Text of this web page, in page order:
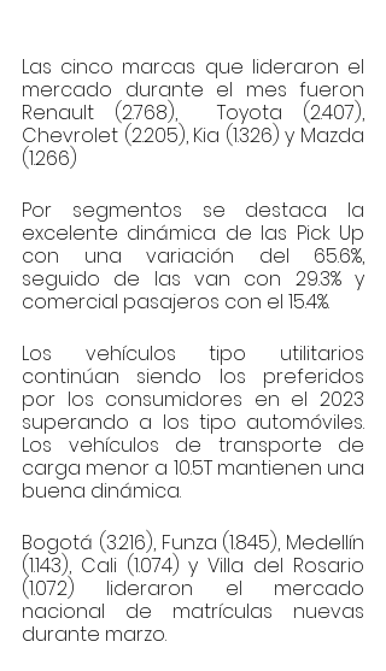
Las cinco marcas que lideraron el
mercado durante el mes fueron
Renault (2.768),  Toyota (2.407),
Chevrolet (2.205), Kia (1.326) y Mazda
(1.266)
Por segmentos se destaca la
excelente dinámica de las Pick Up
con una variación del 65.6%,
seguido de las van con 29.3% y
comercial pasajeros con el 15.4%.
Los vehículos tipo utilitarios
continúan siendo los preferidos
por los consumidores en el 2023
superando a los tipo automóviles.
Los vehículos de transporte de
carga menor a 10.5T mantienen una
buena dinámica.
Bogotá (3.216), Funza (1.845), Medellín
(1.143), Cali (1.074) y Villa del Rosario
(1.072) lideraron el mercado
nacional de matrículas nuevas
durante marzo.